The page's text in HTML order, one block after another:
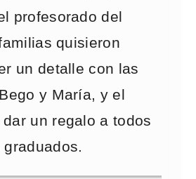
profesorado del
quisieron
un detalle con las
y María, y el
dar un regalo a todos